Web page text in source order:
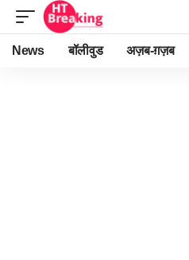
News बॉलीवुड अज़ब-ग़ज़ब